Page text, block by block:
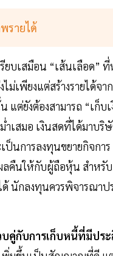
รายได้
ยบเสมือน “เส้นเลือด” ที่
ม่เพียงแต่สร้างรายได้จา
แต่ยังต้องสามารถ “เก็บ
ำเสมอ เงินสดที่ได้มาบริ
ป็นการลงทุนขยายกิจกา
คืนให้กับผู้ถือหุ้น สำหรับ
นักลงทุนควรพิจารณาป
บคู่กับการเก็บหนี้ที่มีปร